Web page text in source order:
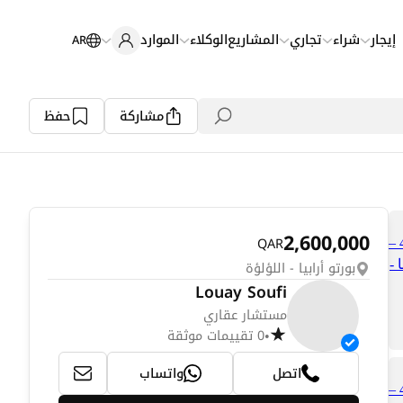
إيجار شراء تجاري المشاريعالوكلاء الموارد AR
مشاركة حفظ
2,600,000
QAR
بورتو أرابيا - اللؤلؤة
Louay Soufi
مستشار عقاري
•0 تقييمات موثقة
اتصل
واتساب